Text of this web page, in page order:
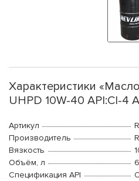
Характеристики
UHPD 10W-40 API:CI-4
Артикул
Производитель
Вязкость
Объём, л
Спецификация API